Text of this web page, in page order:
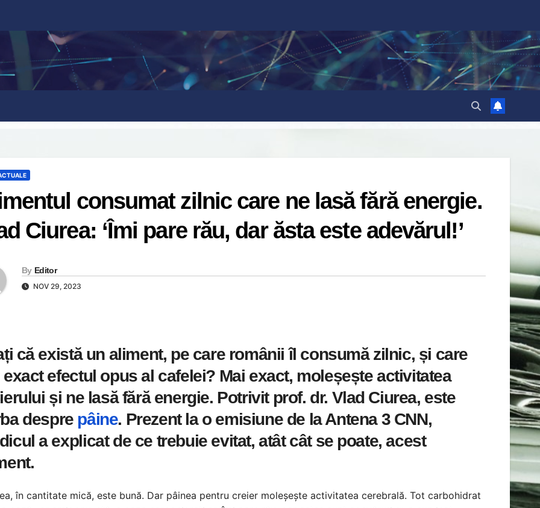
consumat zilnic care ne lasă fără energie.
Ciurea: ‘Îmi pare rău, dar ăsta este adevărul!’
By Editor
NOV 29, 2023
că există un aliment, pe care românii îl consumă zilnic, și care
exact efectul opus al cafelei? Mai exact, moleșește activitatea
și ne lasă fără energie. Potrivit prof. dr. Vlad Ciurea, este
despre pâine. Prezent la o emisiune de la Antena 3 CNN,
a explicat de ce trebuie evitat, atât cât se poate, acest
în cantitate mică, este bună. Dar pâinea pentru creier moleșește activitatea cerebrală. Tot carbohidrat